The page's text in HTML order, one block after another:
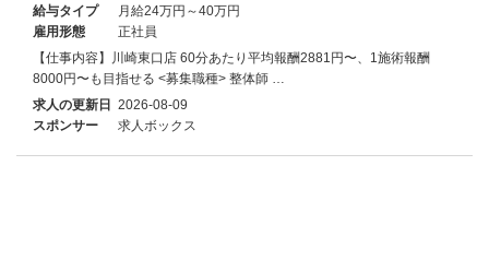
給与タイプ
月給24万円～40万円
雇用形態
正社員
【仕事内容】川崎東口店 60分あたり平均報酬2881円〜、1施術報酬
8000円〜も目指せる <募集職種> 整体師 …
求人の更新日 2026-08-09
スポンサー
求人ボックス